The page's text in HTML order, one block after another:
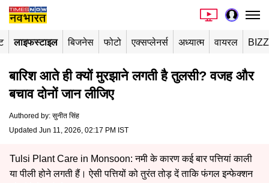
लाइफस्टाइल बिजनेस फोटो एक्सप्लेनर्स अध्यात्म वायरल
बारिश आते ही क्यों मुरझाने लगती है तुलसी? वजह और
बचाव दोनों जान लीजिए
Authored by: सुनीत सिंह
Updated Jun 11, 2026, 02:17 PM IST
Tulsi Plant Care in Monsoon: नमी के कारण कई बार पत्तियां काली
या पीली होने लगती हैं। ऐसी पत्तियों को तुरंत तोड़ दें ताकि फंगल इन्फेक्शन